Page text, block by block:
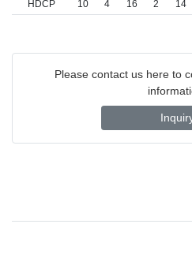
HDCP
10 4 16 2 14
Please contact us here to